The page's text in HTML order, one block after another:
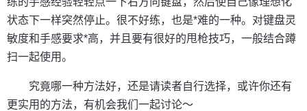
状态下一样突然停止。很不好练，也是*难的一种。对键盘灵
敏度和手感要求*高，并且要有很好的甩枪技巧，一般结合蹲
扫一起使用。
究竟哪一种方法好，还是请读者自行选择，或许你还有
更实用的方法，有机会我们一起讨论～